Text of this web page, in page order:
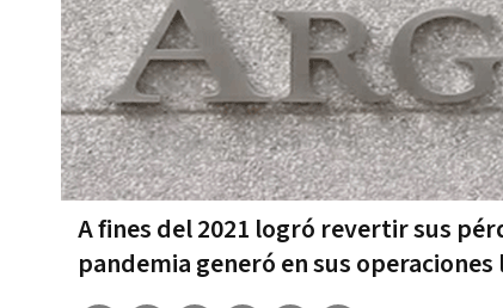
A fines del 2021 logró revertir sus
pandemia generó en sus